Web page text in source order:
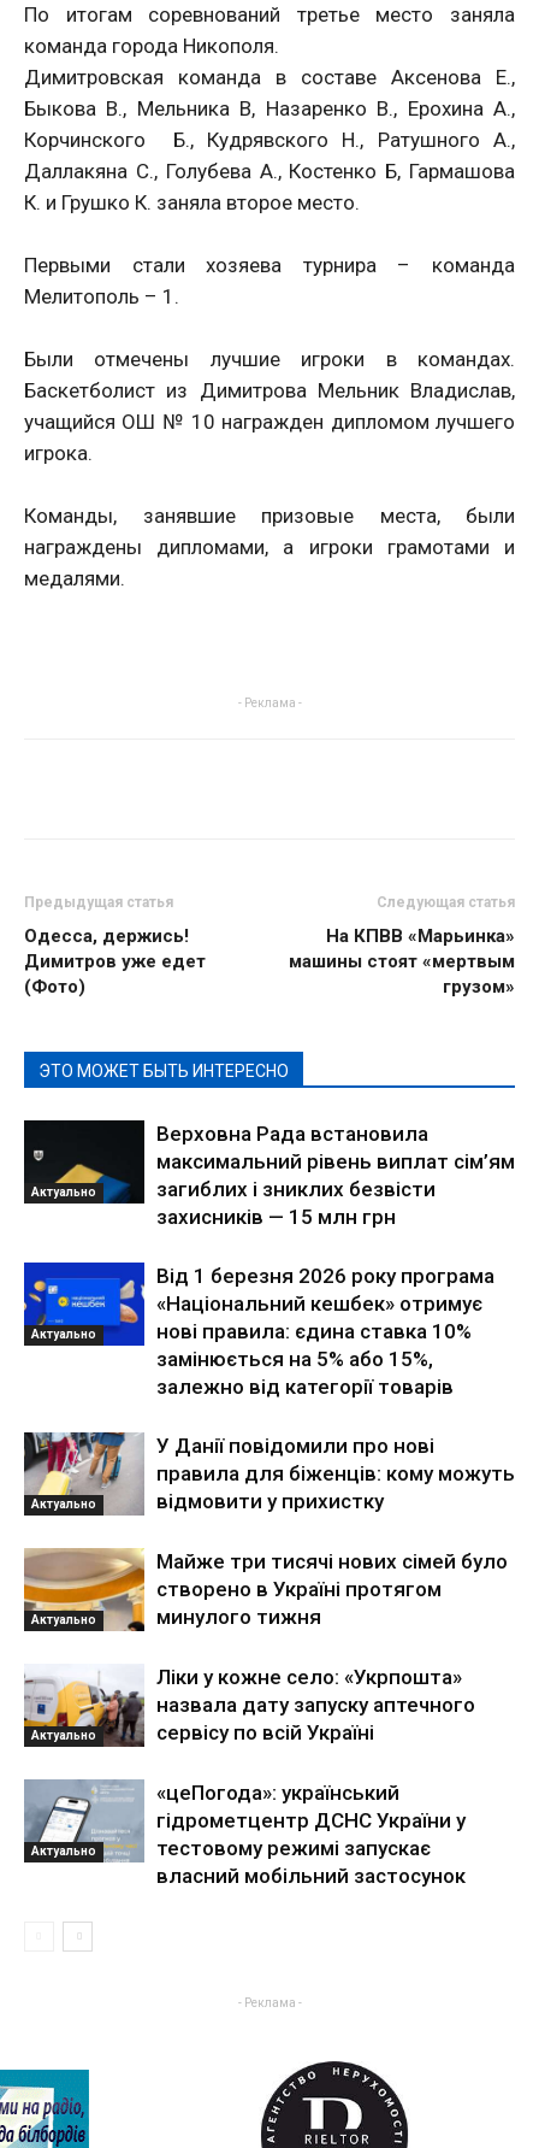
По итогам соревнований третье место заняла
команда города Никополя.
Димитровская команда в составе Аксенова Е.,
Быкова В., Мельника В, Назаренко В., Ерохина А.,
Корчинского Б., Кудрявского Н., Ратушного А.,
Даллакяна С., Голубева А., Костенко Б, Гармашова
К. и Грушко К. заняла второе место.
Первыми стали хозяева турнира – команда
Мелитополь – 1.
Были отмечены лучшие игроки в командах.
Баскетболист из Димитрова Мельник Владислав,
учащийся ОШ № 10 награжден дипломом лучшего
игрока.
Команды, занявшие призовые места, были
награждены дипломами, а игроки грамотами и
медалями.
- Реклама -
Предыдущая статья
Одесса, держись!
Димитров уже едет
(Фото)
Следующая статья
На КПВВ «Марьинка»
машины стоят «мертвым
грузом»
ЭТО МОЖЕТ БЫТЬ ИНТЕРЕСНО
Актуально
Верховна Рада встановила
максимальний рівень виплат сім’ям
загиблих і зниклих безвісти
захисників — 15 млн грн
Актуально
Від 1 березня 2026 року програма
«Національний кешбек» отримує
нові правила: єдина ставка 10%
замінюється на 5% або 15%,
залежно від категорії товарів
Актуально
У Данії повідомили про нові
правила для біженців: кому можуть
відмовити у прихистку
Актуально
Майже три тисячі нових сімей було
створено в Україні протягом
минулого тижня
Актуально
Ліки у кожне село: «Укрпошта»
назвала дату запуску аптечного
сервісу по всій Україні
Актуально
«цеПогода»: український
гідрометцентр ДСНС України у
тестовому режимі запускає
власний мобільний застосунок
- Реклама -